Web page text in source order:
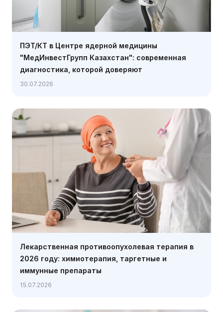
ПЭТ/КТ в Центре ядерной медицины
"МедИнвестГрупп Казахстан": современная
диагностика, которой доверяют
30.07.2026
Лекарственная противоопухолевая терапия в
2026 году: химиотерапия, таргетные и
иммунные препараты
15.07.2026